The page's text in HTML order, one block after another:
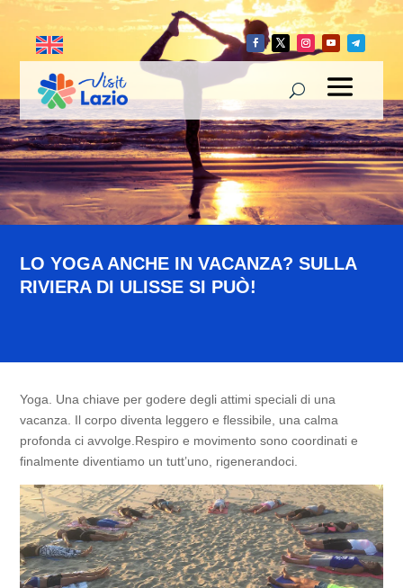
LO YOGA ANCHE IN VACANZA? SULLA
RIVIERA DI ULISSE SI PUÒ!
Yoga. Una chiave per godere degli attimi speciali di una
vacanza. Il corpo diventa leggero e flessibile, una calma
profonda ci avvolge.Respiro e movimento sono coordinati e
finalmente diventiamo un tutt’uno, rigenerandoci.